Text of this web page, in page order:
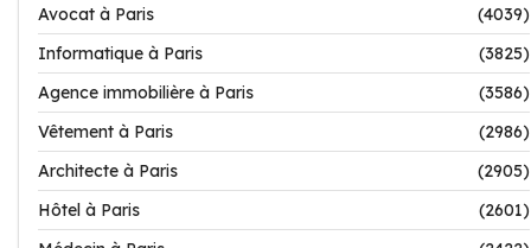
Avocat à Paris
(4039)
Informatique à Paris
(3825)
Agence immobilière à Paris
(3586)
Vêtement à Paris
(2986)
Architecte à Paris
(2905)
Hôtel à Paris
(2601)